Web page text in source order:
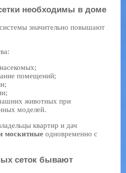
необходимы в доме
значительно повышают
помещений;
животных при
моделей.
квартир и дач
москитные одновременно с
сеток бывают